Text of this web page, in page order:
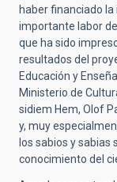
haber financiado
importante labor
que ha sido
resultados del
Educación y
Ministerio de
sidiem Hem, Olof
y, muy
los sabios y sabias
conocimiento del